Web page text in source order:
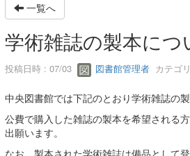
一覧へ
学術雑誌の製本につ
投稿日時 : 07/03 図書館管理者カテゴ
中央図書館では下記のとおり学術雑誌の
公費で購入した雑誌の製本を希望される
出願います。
なお、製本された学術雑誌は備品として登